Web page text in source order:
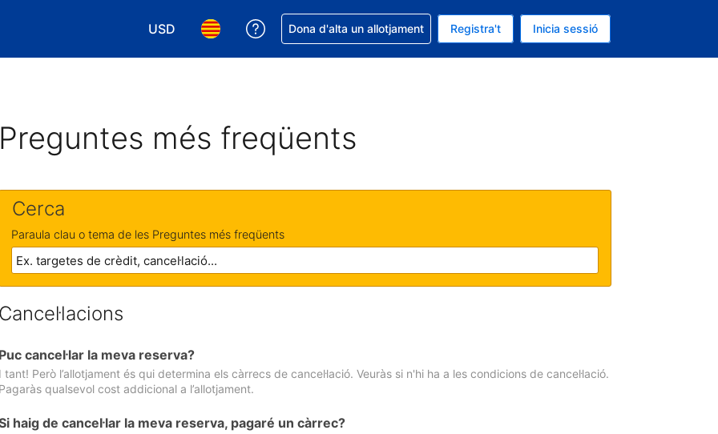
USD
Tria la moneda. La moneda actual és Dòlar dels Estats Units
Tria l'idioma. L'idioma actual és Català
Rep ajuda amb la reserva
Dona d'alta un allotjament Registra't Inicia sessió
més freqüents
Cerca
Paraula clau o tema de les Preguntes més freqüents
cancel·lar la meva reserva?
tant! Però l’allotjament és qui determina els càrrecs de cancel·lació. Veuràs si n'hi ha a les condicions de cancel·lació.
qualsevol cost addicional a l’allotjament.
haig de cancel·lar la meva reserva, pagaré un càrrec?